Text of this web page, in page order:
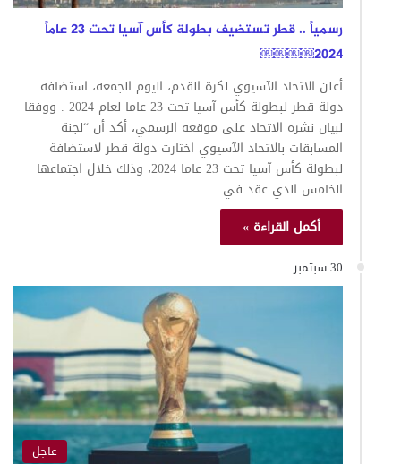
رسمياً .. قطر تستضيف بطولة كأس آسيا تحت 23 عاماً
2024￼￼￼￼
أعلن الاتحاد الآسيوي لكرة القدم، اليوم الجمعة، استضافة
دولة قطر لبطولة كأس آسيا تحت 23 عاما لعام 2024 . ووفقا
لبيان نشره الاتحاد على موقعه الرسمي، أكد أن “لجنة
المسابقات بالاتحاد الآسيوي اختارت دولة قطر لاستضافة
لبطولة كأس آسيا تحت 23 عاما 2024، وذلك خلال اجتماعها
الخامس الذي عقد في…
أكمل القراءة »
30 سبتمبر
عاجل